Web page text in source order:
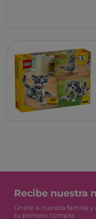
Recibe nuestra
Únete a nuestra familia
tu primera compra